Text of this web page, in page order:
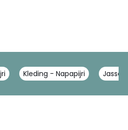
Kleding - Napapijri